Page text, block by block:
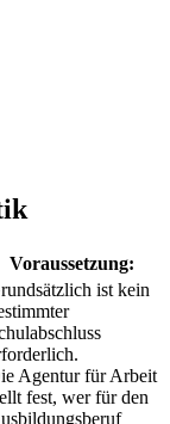
Voraussetzung:
ist kein
Agentur für Arbeit
fest, wer für den